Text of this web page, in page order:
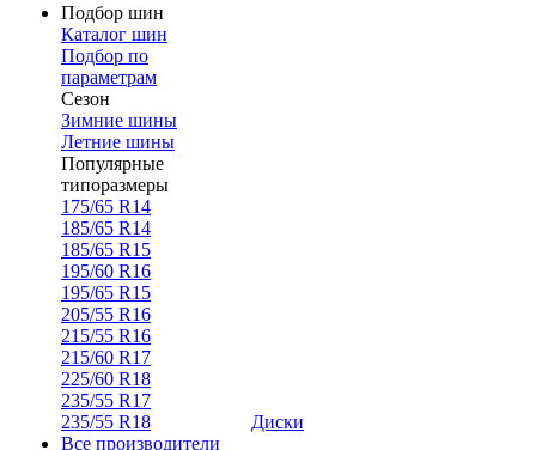
Подбор шин
Каталог шин
Подбор по
параметрам
Сезон
Зимние шины
Летние шины
Популярные
типоразмеры
175/65 R14
185/65 R14
185/65 R15
195/60 R16
195/65 R15
205/55 R16
215/55 R16
215/60 R17
225/60 R18
235/55 R17
235/55 R18
Все производители
Диски